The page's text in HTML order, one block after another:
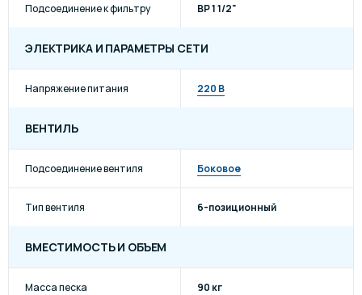
Подсоединение к фильтру ВР 1 1/2"
ЭЛЕКТРИКА И ПАРАМЕТРЫ СЕТИ
Напряжение питания 220 В
ВЕНТИЛЬ
Подсоединение вентиля Боковое
Тип вентиля 6-позиционный
ВМЕСТИМОСТЬ И ОБЪЕМ
Масса песка 90 кг